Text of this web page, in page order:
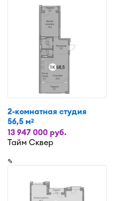
2-комнатная студия
56,5 м2
13 947 000 руб.
Тайм Сквер
✎